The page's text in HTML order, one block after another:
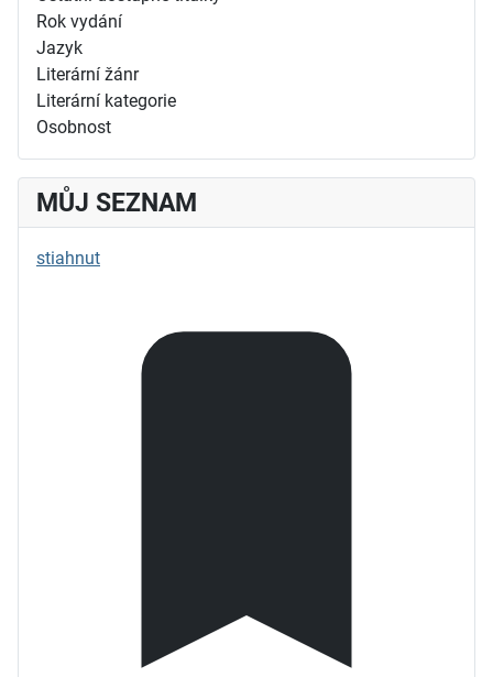
Rok vydání
Jazyk
Literární žánr
Literární kategorie
Osobnost
MŮJ SEZNAM
stiahnut